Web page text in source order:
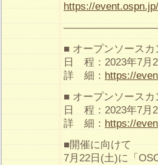
https://
■ オープンソース
日 程：2023年7月
詳 細： https://
■ オープンソース
日 程：2023年7月
詳 細： https://
■開催に向けて
7月22日(土)に「